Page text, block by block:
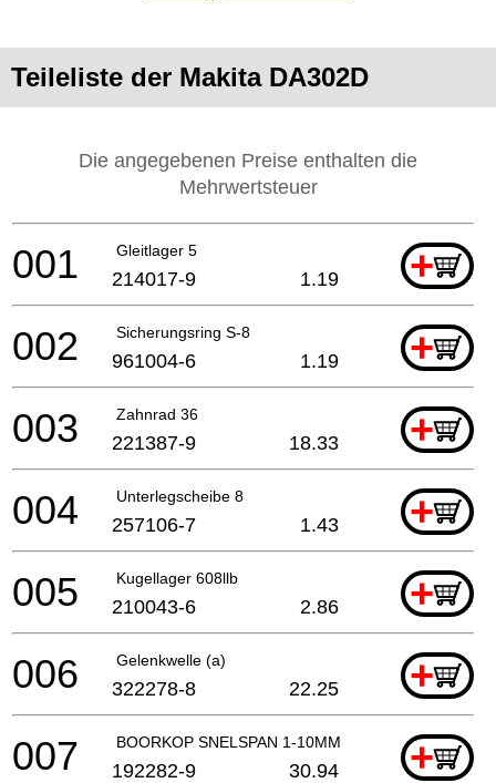
Teileliste der Makita DA302D
Die angegebenen Preise enthalten die
Mehrwertsteuer
Gleitlager 5 +
001 214017-9 1.19
Sicherungsring S-8 +
002 961004-6 1.19
Zahnrad 36 +
003 221387-9 18.33
Unterlegscheibe 8 +
004 257106-7 1.43
Kugellager 608llb +
005 210043-6 2.86
Gelenkwelle (a) +
006 322278-8 22.25
BOORKOP SNELSPAN 1-10MM +
007 192282-9 30.94